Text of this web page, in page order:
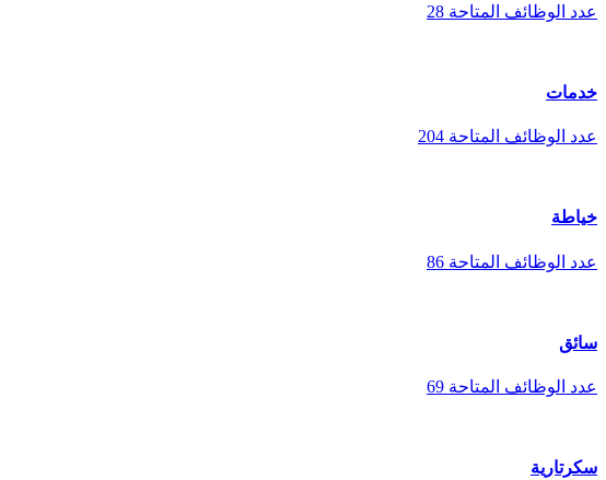
عدد الوظائف المتاحة
خدمات
عدد الوظائف المتاحة
خياطة
عدد الوظائف المتاحة
سائق
عدد الوظائف المتاحة
سكرتارية